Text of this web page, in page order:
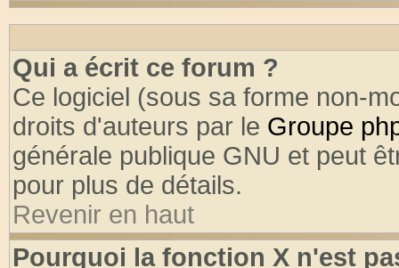
Qui a écrit ce forum ?
Ce logiciel (sous sa forme non-
droits d'auteurs par le Groupe
générale publique GNU et peut
pour plus de détails.
Revenir en haut
Pourquoi la fonction X n'est